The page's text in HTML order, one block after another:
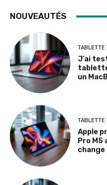
NOUVEAUTÉS
TABLETTE
J’ai
un
TABLETTE
Apple
Pro M5